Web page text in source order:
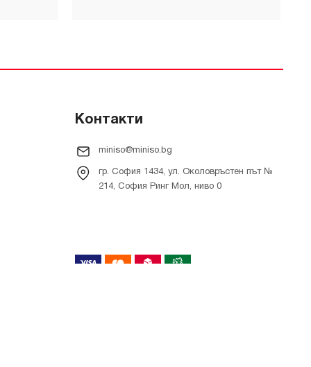
Контакти
miniso@miniso.bg
гр. София 1434, ул. Околовръстен път №
214, София Ринг Мол, ниво 0